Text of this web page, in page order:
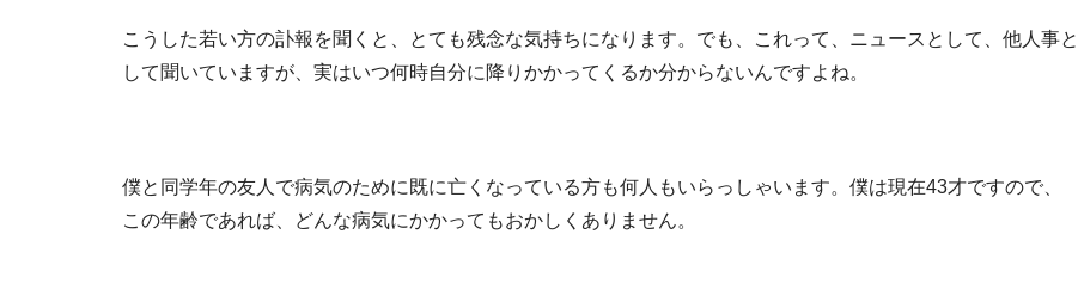
こうした若い方の訃報を聞くと、とても残念な気持ちになります。でも、これって、ニュースとして、他人事と
して聞いていますが、実はいつ何時自分に降りかかってくるか分からないんですよね。
僕と同学年の友人で病気のために既に亡くなっている方も何人もいらっしゃいます。僕は現在43才ですので、
この年齢であれば、どんな病気にかかってもおかしくありません。